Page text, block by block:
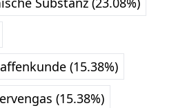
(15.38%)
(15.38%)